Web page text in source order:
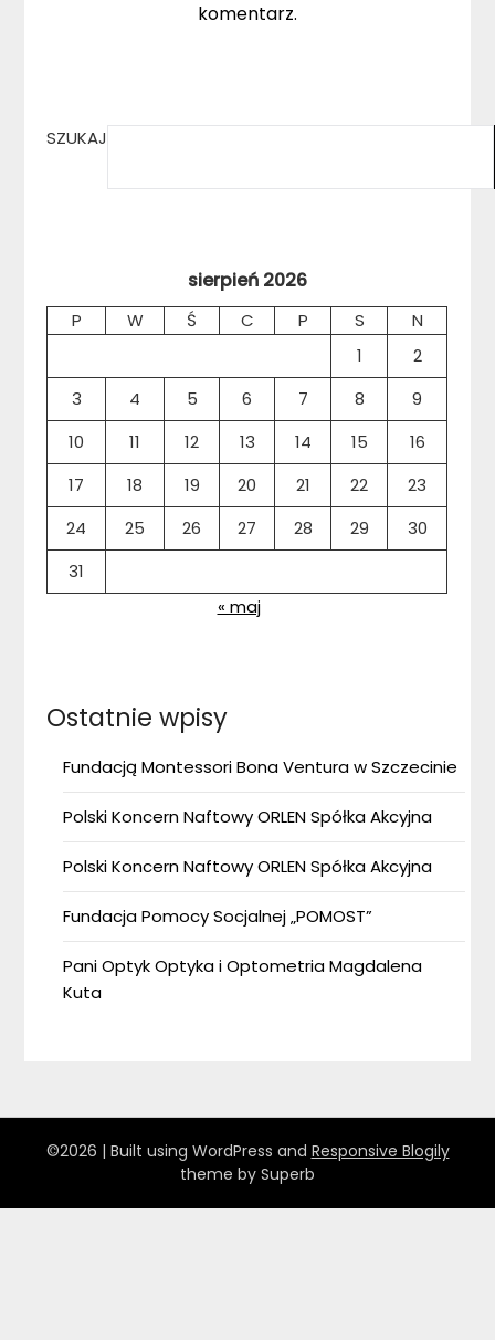
komentarz.
SZUKAJ
sierpień 2026
P W Ś C P S
N
1
2
3
4 5 6 7 8
9
10
11 12 13 14 15
16
17
18 19 20 21 22
23
24
25 26 27 28 29
30
31
« maj
Ostatnie wpisy
Fundacją Montessori Bona Ventura w Szczecinie
Polski Koncern Naftowy ORLEN Spółka Akcyjna
Polski Koncern Naftowy ORLEN Spółka Akcyjna
Fundacja Pomocy Socjalnej „POMOST”
Pani Optyk Optyka i Optometria Magdalena
Kuta
©2026 | Built using WordPress and Responsive Blogily
theme by Superb